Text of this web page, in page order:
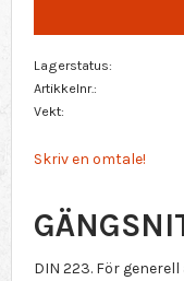
Lagerstatus
Artikkelnr.
Vekt
Skriv en omtale!
DIN 223. För